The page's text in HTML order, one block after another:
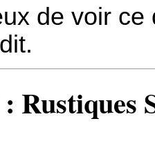
de voir
Rustiques